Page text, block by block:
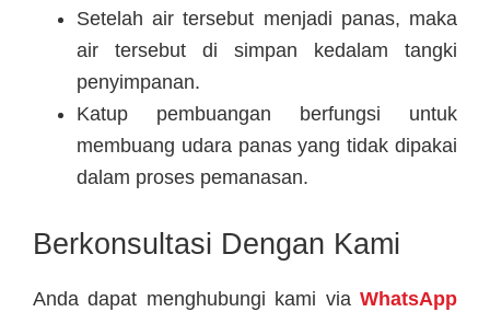
Setelah air tersebut menjadi panas, maka
air tersebut di simpan kedalam tangki
penyimpanan.
Katup pembuangan berfungsi untuk
membuang udara panas yang tidak dipakai
dalam proses pemanasan.
Berkonsultasi Dengan Kami
Anda dapat menghubungi kami via WhatsApp